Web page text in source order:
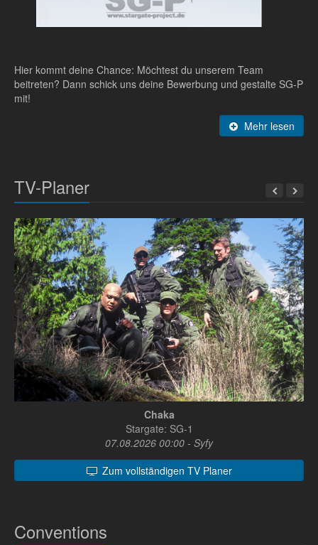
Hier kommt deine Chance: Möchtest du unserem Team
beitreten? Dann schick uns deine Bewerbung und gestalte SG-P
mit!
Mehr lesen
TV-Planer
Chaka
Stargate: SG-1
07.08.2026 00:00 - Syfy
Zum vollständigen TV Planer
Conventions